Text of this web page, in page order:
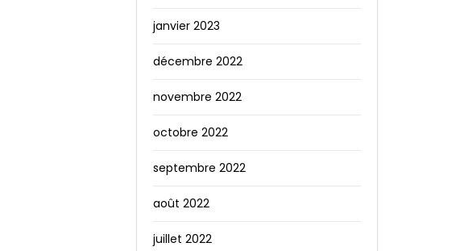
janvier 2023
décembre 2022
novembre 2022
octobre 2022
septembre 2022
août 2022
juillet 2022